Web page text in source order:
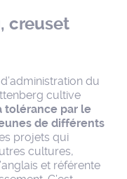
creuset
du
cultive
tolérance par le
de différents
projets qui
cultures,
et référente